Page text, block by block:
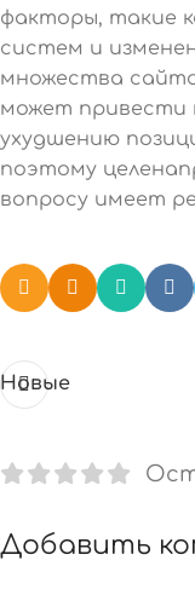
факторы, такие
систем и
множества
может привести
ухудшению
поэтому
вопросу имеет
Новые
Добавить